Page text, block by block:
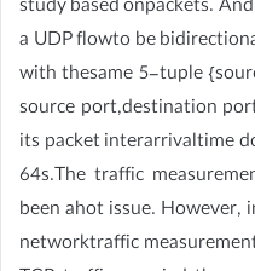
study based onpackets.
a UDP flowto be
with thesame 5-tuple
source port,destination
its packet interarrivaltime
64s.The traffic
been ahot issue. However,
networktraffic